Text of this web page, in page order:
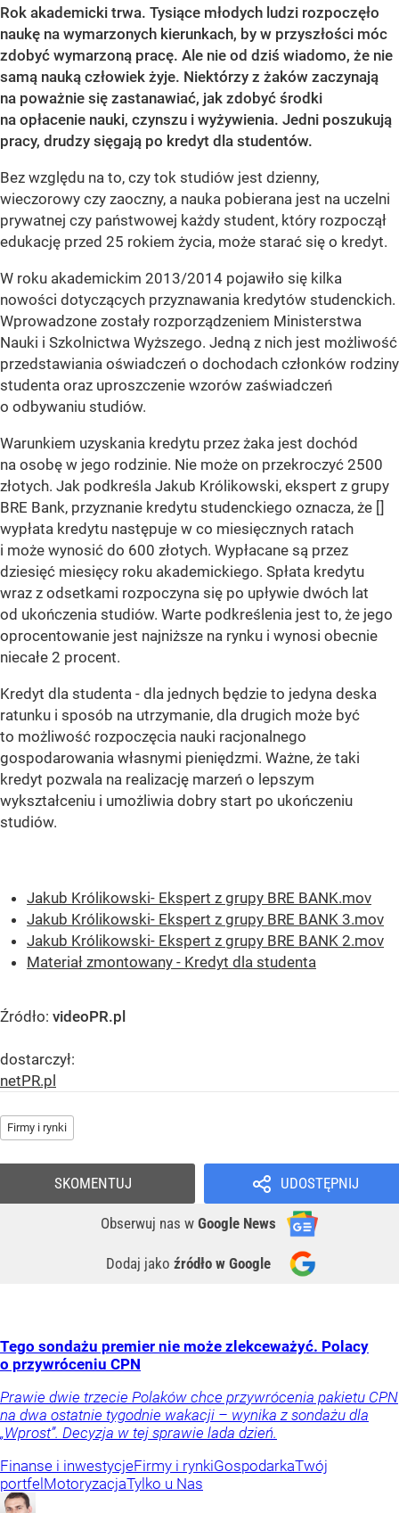
Rok akademicki trwa. Tysiące młodych ludzi rozpoczęło
naukę na wymarzonych kierunkach, by w przyszłości móc
zdobyć wymarzoną pracę. Ale nie od dziś wiadomo, że nie
samą nauką człowiek żyje. Niektórzy z żaków zaczynają
na poważnie się zastanawiać, jak zdobyć środki
na opłacenie nauki, czynszu i wyżywienia. Jedni poszukują
pracy, drudzy sięgają po kredyt dla studentów.
Bez względu na to, czy tok studiów jest dzienny,
wieczorowy czy zaoczny, a nauka pobierana jest na uczelni
prywatnej czy państwowej każdy student, który rozpoczął
edukację przed 25 rokiem życia, może starać się o kredyt.
W roku akademickim 2013/2014 pojawiło się kilka
nowości dotyczących przyznawania kredytów studenckich.
Wprowadzone zostały rozporządzeniem Ministerstwa
Nauki i Szkolnictwa Wyższego. Jedną z nich jest możliwość
przedstawiania oświadczeń o dochodach członków rodziny
studenta oraz uproszczenie wzorów zaświadczeń
o odbywaniu studiów.
Warunkiem uzyskania kredytu przez żaka jest dochód
na osobę w jego rodzinie. Nie może on przekroczyć 2500
złotych. Jak podkreśla Jakub Królikowski, ekspert z grupy
BRE Bank, przyznanie kredytu studenckiego oznacza, że []
wypłata kredytu następuje w co miesięcznych ratach
i może wynosić do 600 złotych. Wypłacane są przez
dziesięć miesięcy roku akademickiego. Spłata kredytu
wraz z odsetkami rozpoczyna się po upływie dwóch lat
od ukończenia studiów. Warte podkreślenia jest to, że jego
oprocentowanie jest najniższe na rynku i wynosi obecnie
niecałe 2 procent.
Kredyt dla studenta - dla jednych będzie to jedyna deska
ratunku i sposób na utrzymanie, dla drugich może być
to możliwość rozpoczęcia nauki racjonalnego
gospodarowania własnymi pieniędzmi. Ważne, że taki
kredyt pozwala na realizację marzeń o lepszym
wykształceniu i umożliwia dobry start po ukończeniu
studiów.
Jakub Królikowski- Ekspert z grupy BRE BANK.mov
Jakub Królikowski- Ekspert z grupy BRE BANK 3.mov
Jakub Królikowski- Ekspert z grupy BRE BANK 2.mov
Materiał zmontowany - Kredyt dla studenta
Źródło: videoPR.pl
dostarczył:
netPR.pl
Firmy i rynki
UDOSTĘPNIJ
Obserwuj nas w Google News
Dodaj jako źródło w Google
SKOMENTUJ
Tego sondażu premier nie może zlekceważyć. Polacy
o przywróceniu CPN
Prawie dwie trzecie Polaków chce przywrócenia pakietu CPN
na dwa ostatnie tygodnie wakacji – wynika z sondażu dla
„Wprost”. Decyzja w tej sprawie lada dzień.
Finanse i inwestycjeFirmy i rynkiGospodarkaTwój
portfel MotoryzacjaTylko u Nas